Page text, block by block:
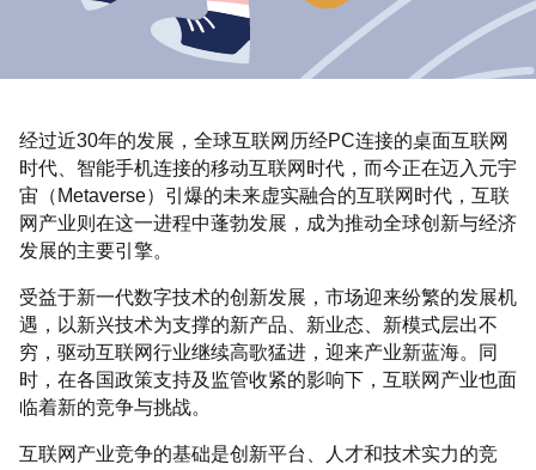
经过近30年的发展，全球互联网历经PC连接的桌面互联网
时代、智能手机连接的移动互联网时代，而今正在迈入元宇
宙（Metaverse）引爆的未来虚实融合的互联网时代，互联
网产业则在这一进程中蓬勃发展，成为推动全球创新与经济
发展的主要引擎。
受益于新一代数字技术的创新发展，市场迎来纷繁的发展机
遇，以新兴技术为支撑的新产品、新业态、新模式层出不
穷，驱动互联网行业继续高歌猛进，迎来产业新蓝海。同
时，在各国政策支持及监管收紧的影响下，互联网产业也面
临着新的竞争与挑战。
互联网产业竞争的基础是创新平台、人才和技术实力的竞